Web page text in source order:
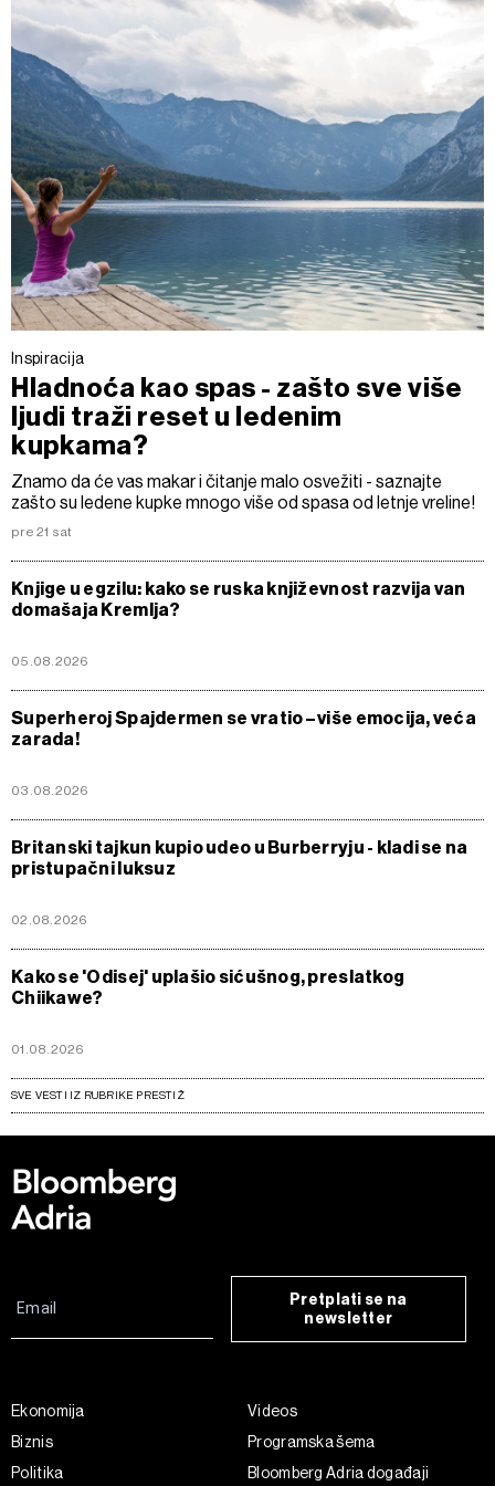
Inspiracija
Hladnoća kao spas - zašto sve više
ljudi traži reset u ledenim
kupkama?
Znamo da će vas makar i čitanje malo osvežiti - saznajte
zašto su ledene kupke mnogo više od spasa od letnje vreline!
pre 21 sat
Knjige u egzilu: kako se ruska književnost razvija van
domašaja Kremlja?
05.08.2026
Superheroj Spajdermen se vratio – više emocija, veća
zarada!
03.08.2026
Britanski tajkun kupio udeo u Burberryju - kladi se na
pristupačni luksuz
02.08.2026
Kako se 'Odisej' uplašio sićušnog, preslatkog
Chiikawe?
01.08.2026
SVE VESTI IZ RUBRIKE PRESTIŽ
Pretplati se na
newsletter
Ekonomija
Biznis
Politika
Videos
Programska šema
Bloomberg Adria događaji